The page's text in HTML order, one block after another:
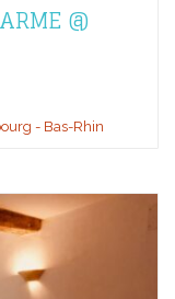
@
- Bas-Rhin